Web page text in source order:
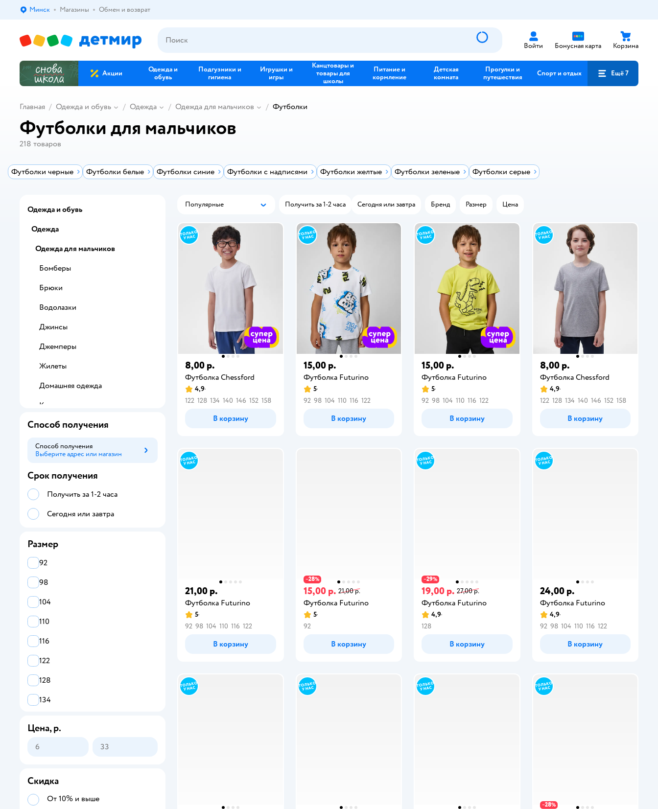
Выбор адреса доставки.
Минск Магазины Обмен и возврат
Войти Бонусная карта Корзина
Акции
Одежда и
обувь
Подгузники и
гигиена
Игрушки и
игры
Канцтовары и
товары для
школы
Питание и
кормление
Детская
комната
Прогулки и
путешествия
Спорт и отдых Ещё 7
Главная Одежда и обувь Одежда Одежда для мальчиков Футболки
Футболки для мальчиков
218 товаров
Футболки черные Футболки белые Футболки синие Футболки с надписями Футболки желтые Футболки зеленые Футболки серые
Популярные
Популярные Получить за 1-2 часа Сегодня или завтра Бренд Размер Цена
8,00 р.
Футболка Chessford
4,9
122 128 134 140 146 152 158
В корзину
15,00 р.
Футболка Futurino
5
92 98 104 110 116 122
В корзину
15,00 р.
Футболка Futurino
5
92 98 104 110 116 122
В корзину
8,00 р.
Футболка Chessford
4,9
122 128 134 140 146 152 158
В корзину
21,00 р.
Футболка Futurino
5
92 98 104 110 116 122
В корзину
−28%
15,00 р. 21,00 р.
Футболка Futurino
5
92
В корзину
−29%
19,00 р. 27,00 р.
Футболка Futurino
4,9
128
В корзину
24,00 р.
Футболка Futurino
4,9
92 98 104 110 116 122
В корзину
−28%
Одежда и обувь
Одежда
Одежда для мальчиков
Бомберы
Брюки
Водолазки
Джинсы
Джемперы
Жилеты
Домашняя одежда
Кардиганы
Комплекты
Лонгсливы
Пиджаки
Свитшоты
Толстовки
Футболки
Худи
Шорты
Пляжная одежда для мальчиков
Верхняя одежда для мальчиков
Способ получения
Способ получения
Выберите адрес или магазин
Способ получения
Срок получения
Получить за 1-2 часа
Сегодня или завтра
Размер
92
98
104
110
116
122
128
134
158
164
Цена, р.
Скидка
От 10% и выше